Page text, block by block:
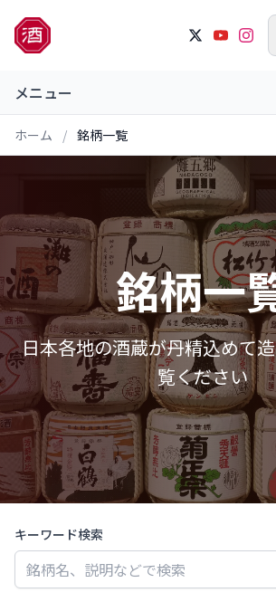
メニュー
ホーム / 銘柄一覧
銘柄一
日本各地の酒蔵が丹精込めて
覧ください
キーワード検索